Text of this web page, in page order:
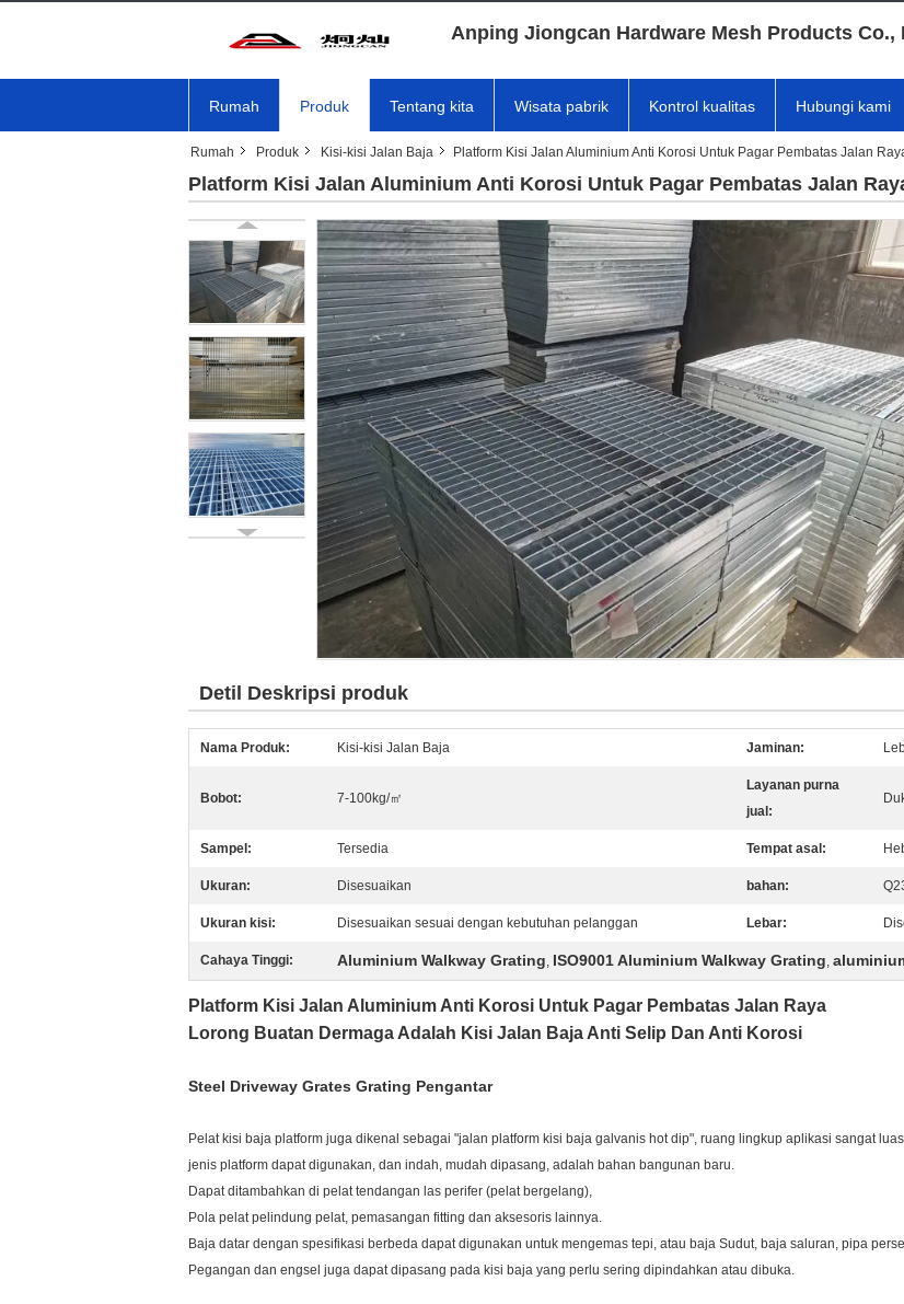
Anping Jiongcan Hardware Mesh Products Co.,
Rumah Produk Tentang kita Wisata pabrik Kontrol kualitas Hubungi kami
Rumah Produk Kisi-kisi Jalan Baja Platform Kisi Jalan Aluminium Anti Korosi Untuk Pagar Pembatas Jalan
Platform Kisi Jalan Aluminium Anti Korosi Untuk Pagar Pembatas Jalan
Detil Deskripsi produk
Nama Produk: Kisi-kisi Jalan Baja Jaminan:
Bobot: 7-100kg/㎡
Layanan purna
jual:
Sampel: Tersedia Tempat asal:
Ukuran: Disesuaikan bahan:
Ukuran kisi: Disesuaikan sesuai dengan kebutuhan pelanggan Lebar:
Cahaya Tinggi: Aluminium Walkway Grating, ISO9001 Aluminium Walkway Grating,
Platform Kisi Jalan Aluminium Anti Korosi Untuk Pagar Pembatas Jalan Raya
Lorong Buatan Dermaga Adalah Kisi Jalan Baja Anti Selip Dan Anti Korosi
Steel Driveway Grates Grating Pengantar
Pelat kisi baja platform juga dikenal sebagai "jalan platform kisi baja galvanis hot dip", ruang lingkup aplikasi sangat
jenis platform dapat digunakan, dan indah, mudah dipasang, adalah bahan bangunan baru.
Dapat ditambahkan di pelat tendangan las perifer (pelat bergelang),
Pola pelat pelindung pelat, pemasangan fitting dan aksesoris lainnya.
Baja datar dengan spesifikasi berbeda dapat digunakan untuk mengemas tepi, atau baja Sudut, baja saluran, pipa
Pegangan dan engsel juga dapat dipasang pada kisi baja yang perlu sering dipindahkan atau dibuka.